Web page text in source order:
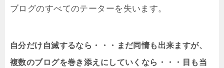
ブログのすべてのテーターを失います。
自分だけ自滅するなら・・・まだ同情も出来ますが、
複数のブログを巻き添えにしていくなら・・・目も当